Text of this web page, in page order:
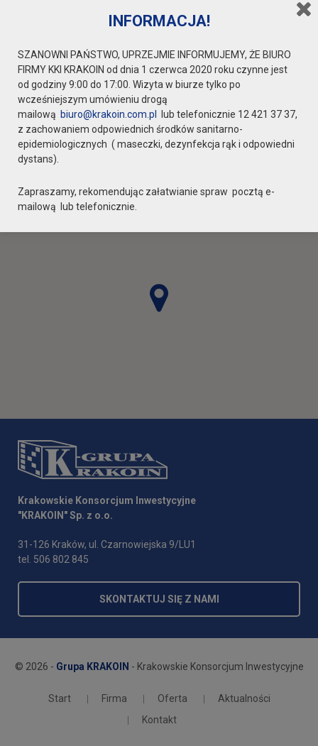
Krakowskie Konsorcjum Inwestycyjne
"KRAKOIN" Sp. z o.o.
31-126 Kraków, ul. Czarnowiejska 9/LU1
tel. 506 802 845
SKONTAKTUJ SIĘ Z NAMI
© 2026 - Grupa KRAKOIN - Krakowskie Konsorcjum Inwestycyjne
Start Firma Oferta
Aktualności
Kontakt
INFORMACJA!
SZANOWNI PAŃSTWO, UPRZEJMIE INFORMUJEMY, ŻE BIURO
FIRMY KKI KRAKOIN od dnia 1 czerwca 2020 roku czynne jest
od godziny 9:00 do 17:00. Wizyta w biurze tylko po
wcześniejszym umówieniu drogą
mailową biuro@krakoin.com.pl
lub telefonicznie 12 421 37 37,
z zachowaniem odpowiednich środków sanitarno-
epidemiologicznych ( maseczki, dezynfekcja rąk i odpowiedni
dystans).
Zapraszamy, rekomendując załatwianie spraw pocztą e-
mailową lub telefonicznie.